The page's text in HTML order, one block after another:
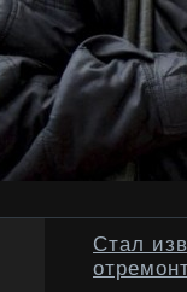
Стал